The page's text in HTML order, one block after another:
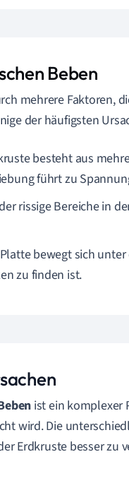
Beben
mehrere Faktoren,
der häufigsten
besteht aus
führt zu
rissige Bereiche in
bewegt sich
zu finden ist.
ist ein komplexer
wird. Die
Erdkruste besser zu